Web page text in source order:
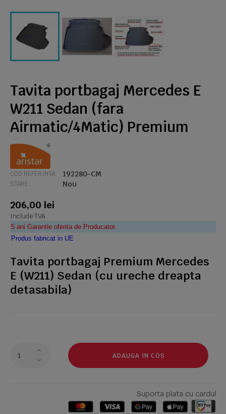
Tavita portbagaj Mercedes E
W211 Sedan (fara
Airmatic/4Matic) Premium
COD REFERINTA 192280-CM
STARE Nou
206,00 lei
Include TVA
5 ani Garantie oferita de Producator.
Produs fabricat in UE
Tavita portbagaj Premium Mercedes
E (W211) Sedan (cu ureche dreapta
detasabila)
ADAUGA IN COS
Suporta plata cu cardul